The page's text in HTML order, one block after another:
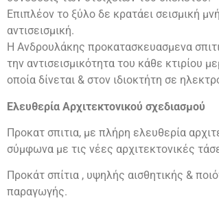
Επιπλέον το ξύλο δε κρατάει σεισμική
αντισεισμική.
Η Ανδρουλάκης προκατασκευασμενα
την αντισεισμικότητα του κάθε κτιρίου
οποία δίνεται & στον ιδιοκτήτη σε
Ελευθερία Αρχιτεκτονικού σχεδιασμού
Προκατ σπιτια, με πλήρη ελευθερία
σύμφωνα με τις νέες αρχιτεκτονικές
Προκάτ σπίτια , υψηλής αισθητικής &
παραγωγής.